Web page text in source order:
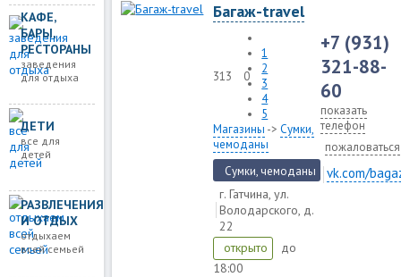
КАФЕ,
БАРЫ,
РЕСТОРАНЫ
заведения
для отдыха
ДЕТИ
все для
детей
РАЗВЛЕЧЕНИЯ
И ОТДЫХ
отдыхаем
всей семьей
Багаж-travel
313 0
1
2
3
4
5
Магазины ->Сумки,
чемоданы
Сумки, чемоданы
г. Гатчина, ул.
Володарского, д.
22
открыто
до
18:00
+7 (931)
321-88-
60
показать
телефон
пожаловаться
vk.com/